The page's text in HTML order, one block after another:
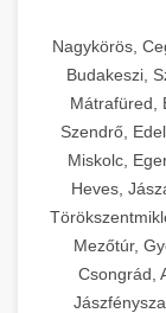
Nagykörös,
Budakeszi,
Mátrafüred,
Szendrő,
Miskolc,
Heves,
Mezőtúr,
Csongrád,